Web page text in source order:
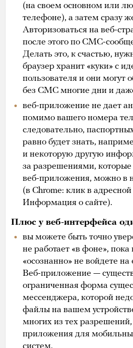
(на своем основном или
телефоне), а затем сразу
Авторизоваться на веб-
после этого по СМС-
Делать это, к счастью,
браузер хранит «куки» с
пользователя и они могут
без СМС многие дни и
веб-приложение не дает
помимо вашего номера
следовательно,
равно будет знать,
и некоторую другую
за разрешениями,
веб-приложения, можно в
(в Chrome: клик в
Информация о сайте).
Плюс у веб-интерфейса
вы можете быть точно
не работает «в фоне»,
«осознанно» не войдете на
Веб-приложение —
ограниченная форма
мессенджера, которой
файлы на вашем
многих из тех
приложения для